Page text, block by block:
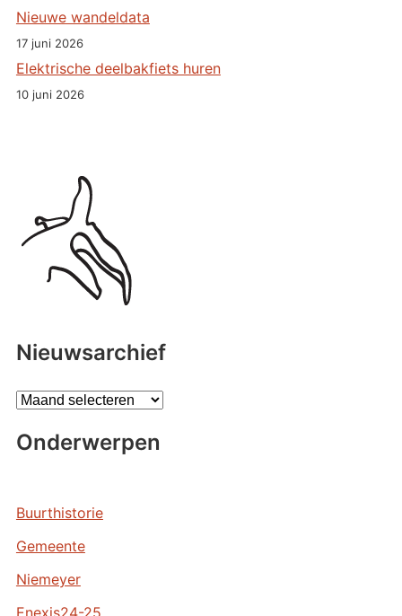
Nieuwe wandeldata
17 juni 2026
Elektrische deelbakfiets huren
10 juni 2026
Nieuwsarchief
A
c
e
e
n
Onderwerpen
Buurthistorie
Gemeente
Niemeyer
Enexis24-25